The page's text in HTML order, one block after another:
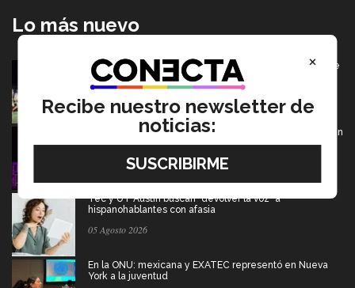
Lo más nuevo
Borregos CCM van por el campeonato en Liga Mayor de
americano
De PrepaTec Qro al mundo: el escenario donde nació un
gran sueño
06 Agosto 2026
Tec y UT Austin buscan "devolver la voz" a
hispanohablantes con afasia
05 Agosto 2026
En la ONU: mexicana y EXATEC representó en Nueva
York a la juventud
×
Recibe nuestro newsletter de
noticias: